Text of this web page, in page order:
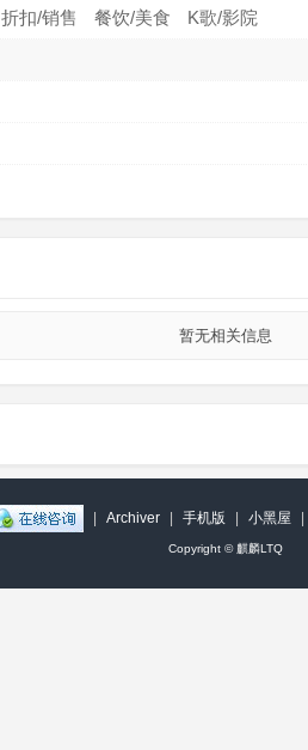
折扣/销售 餐饮/美食 K歌/影院
暂无相关信息
Archiver 手机版 小黑屋
Copyright © 麒麟LTQ